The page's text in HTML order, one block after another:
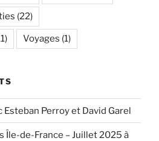
(22)
Voyages (1)
Perroy et David Garel
Île-de-France – Juillet 2025 à